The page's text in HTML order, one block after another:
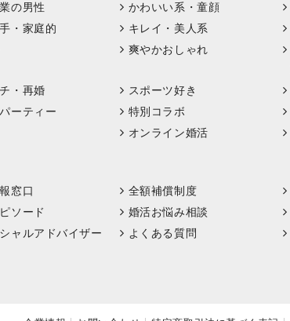
の男性 かわいい系・童顔
・家庭的 キレイ・美人系
爽やかおしゃれ
・再婚 スポーツ好き
ーティー 特別コラボ
オンライン婚活
窓口 全額補償制度
ソード 婚活お悩み相談
ャルアドバイザー よくある質問